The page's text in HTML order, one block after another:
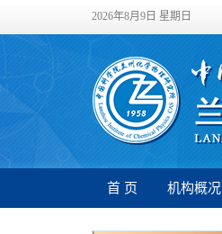
2026年8月9日 星期日
首 页 机构概况